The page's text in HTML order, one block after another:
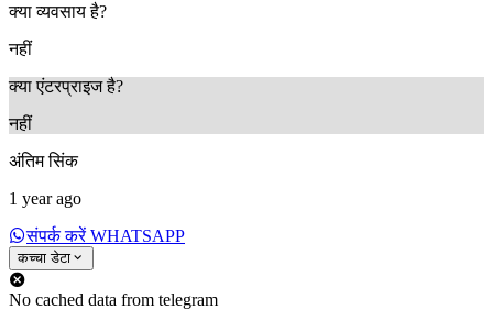
क्या व्यवसाय है?
नहीं
क्या एंटरप्राइज है?
नहीं
अंतिम सिंक
1 year ago
संपर्क करें WHATSAPP
कच्चा डेटा
No cached data from telegram